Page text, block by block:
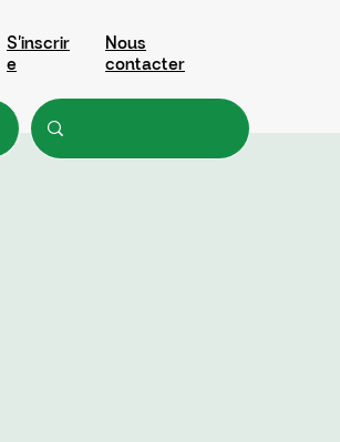
S'inscrir
e
Nous
contacter